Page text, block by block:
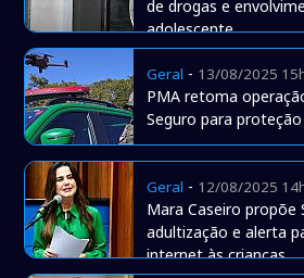
de drogas e
adolescente
Geral - 13/08/2025
PMA retoma
Seguro para
Geral - 12/08/2025
Mara Caseiro propõe
adultização e alerta
internet às crianças